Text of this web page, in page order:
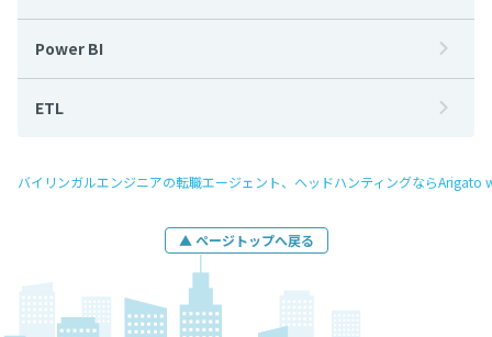
Power BI
ETL
バイリンガルエンジニアの転職エージェント、ヘッドハンティングならArigato
▲ ページトップへ戻る